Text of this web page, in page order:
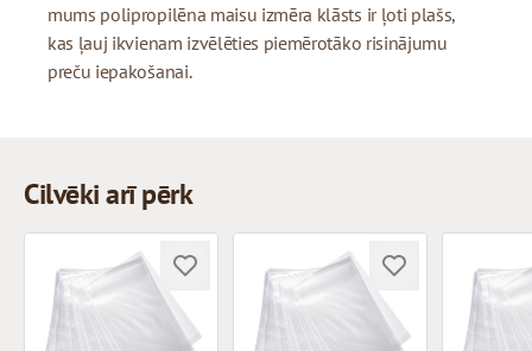
mums polipropilēna maisu izmēra klāsts ir ļoti plašs,
kas ļauj ikvienam izvēlēties piemērotāko risinājumu
preču iepakošanai.
Cilvēki arī pērk